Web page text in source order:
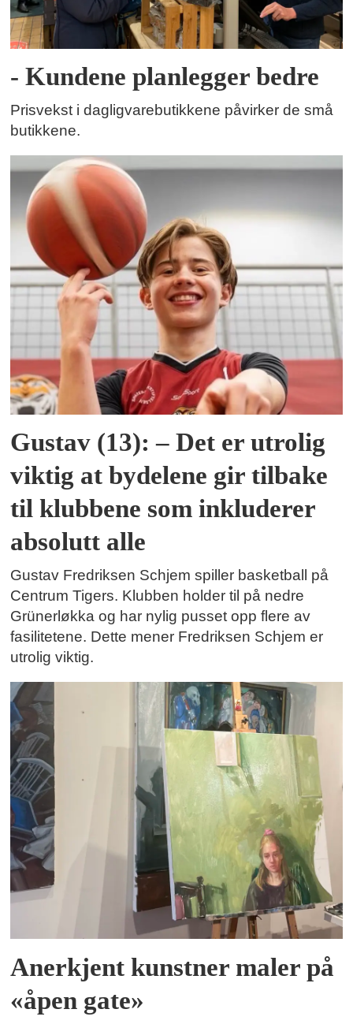
- Kundene planlegger bedre
Prisvekst i dagligvarebutikkene påvirker de små
butikkene.
Gustav (13): – Det er utrolig
viktig at bydelene gir tilbake
til klubbene som inkluderer
absolutt alle
Gustav Fredriksen Schjem spiller basketball på
Centrum Tigers. Klubben holder til på nedre
Grünerløkka og har nylig pusset opp flere av
fasilitetene. Dette mener Fredriksen Schjem er
utrolig viktig.
Anerkjent kunstner maler på
«åpen gate»